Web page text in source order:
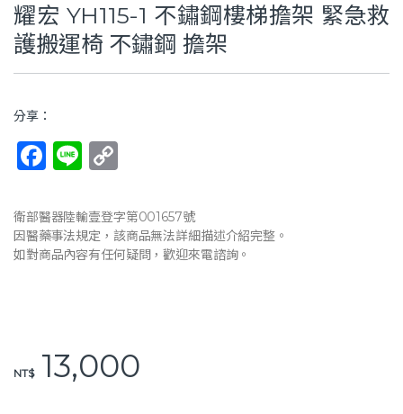
耀宏 YH115-1 不鏽鋼樓梯擔架 緊急救
護搬運椅 不鏽鋼 擔架
分享：
F
c
e
b
k
Li
e p
y
Li
衛部醫器陸輸壹登字第001657號
因醫藥事法規定，該商品無法詳細描述介紹完整。
如對商品內容有任何疑問，歡迎來電諮詢。
NT$13,000